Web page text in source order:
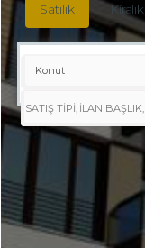
Satılık Kiralık